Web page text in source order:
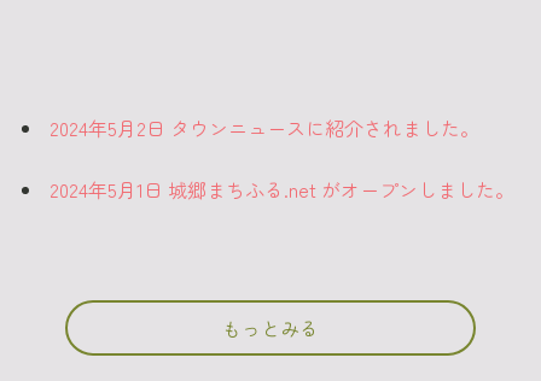
2024年5月2日 タウンニュースに紹介されました。
2024年5月1日 城郷まちふる.net がオープンしました。
もっとみる